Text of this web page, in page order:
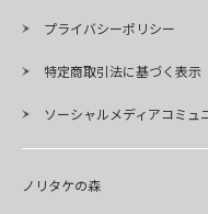
プライバシーポリシー
特定商取引法に基づく表示
ソーシャルメディアコミュ
ノリタケの森